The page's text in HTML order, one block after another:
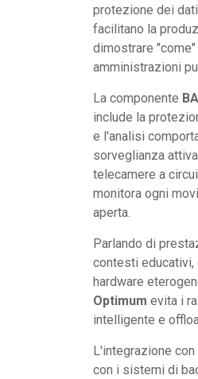
protezione dei
facilitano la
dimostrare
amministrazioni
La componente
include la
e l'analisi
sorveglianza
telecamere a
monitora ogni
aperta.
Parlando di
contesti
hardware
Optimum evita i
intelligente e
L'integrazione
con i sistemi di